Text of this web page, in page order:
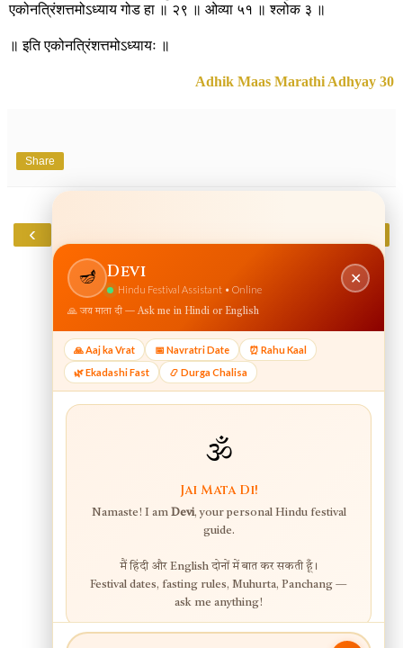
एकोनत्रिंशत्तमोऽध्याय गोड हा ॥ २९ ॥ ओव्या ५१ ॥ श्लोक ३ ॥
॥ इति एकोनत्रिंशत्तमोऽध्यायः ॥
Adhik Maas Marathi Adhyay 30
Share
‹